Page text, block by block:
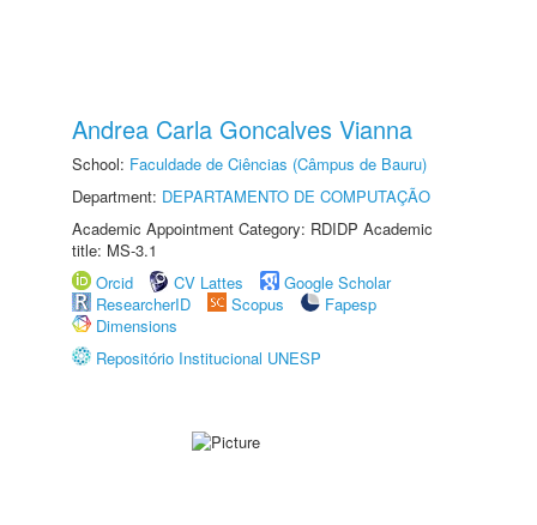
Andrea Carla Goncalves Vianna
School: Faculdade de Ciências (Câmpus de Bauru)
Department: DEPARTAMENTO DE COMPUTAÇÃO
Academic Appointment Category: RDIDP Academic
title: MS-3.1
Orcid
CV Lattes
Google Scholar
ResearcherID
Scopus
Fapesp
Dimensions
Repositório Institucional UNESP